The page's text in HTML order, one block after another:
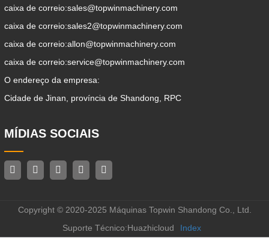
caixa de correio:sales@topwinmachinery.com
caixa de correio:sales2@topwinmachinery.com
caixa de correio:allon@topwinmachinery.com
caixa de correio:service@topwinmachinery.com
O endereço da empresa:
Cidade de Jinan, província de Shandong, RPC
MÍDIAS SOCIAIS
Copyright © 2020-2025 Máquinas Topwin Shandong Co., Ltd.
Suporte Técnico:Huazhicloud
Index